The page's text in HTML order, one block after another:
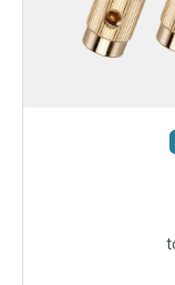
Klaar voor